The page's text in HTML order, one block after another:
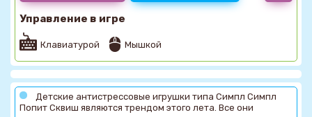
Управление в игре
Клавиатурой Мышкой
Детские антистрессовые игрушки типа Симпл Симпл
Попит Сквиш являются трендом этого лета. Все они